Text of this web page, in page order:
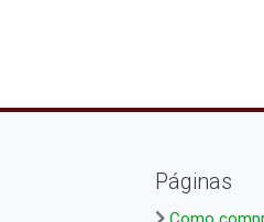
Páginas